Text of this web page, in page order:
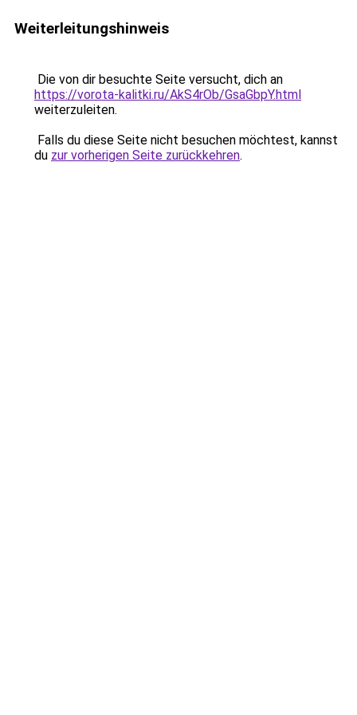
Weiterleitungshinweis
Die von dir besuchte Seite versucht, dich an
https://vorota-kalitki.ru/AkS4rOb/GsaGbpY.html
weiterzuleiten.
Falls du diese Seite nicht besuchen möchtest, kannst
du zur vorherigen Seite zurückkehren.